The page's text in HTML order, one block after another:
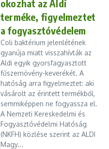
okozhat az Aldi
terméke, figyelmeztet
a fogyasztóvédelem
Coli baktérium jelenlétének
gyanúja miatt visszahívták az
Aldi egyik gyorsfagyasztott
fűszernövény-keverékét. A
hatóság arra figyelmeztet: aki
vásárolt az érintett termékből,
semmiképpen ne fogyassza el.
A Nemzeti Kereskedelmi és
Fogyasztóvédelmi Hatóság
(NKFH) közlése szerint az ALDI
Magy...